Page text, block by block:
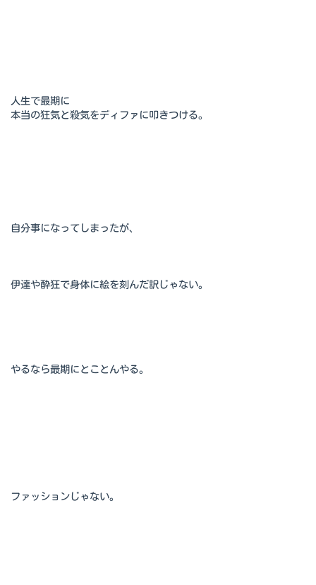
人生で最期に
本当の狂気と殺気をディファに叩きつける。
自分事になってしまったが、
伊達や酔狂で身体に絵を刻んだ訳じゃない。
やるなら最期にとことんやる。
ファッションじゃない。